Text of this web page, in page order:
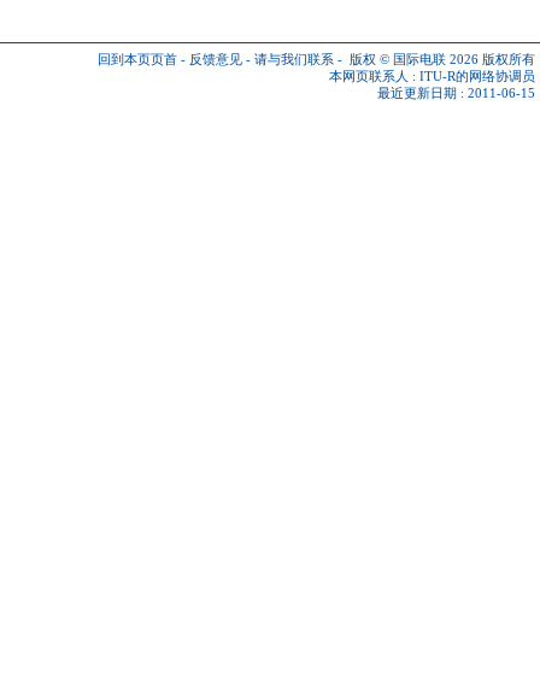
回到本页页首 - 反馈意见 - 请与我们联系 - 版权 © 国际电联 2026 版权所有
本网页联系人 : ITU-R的网络协调员
最近更新日期 : 2011-06-15